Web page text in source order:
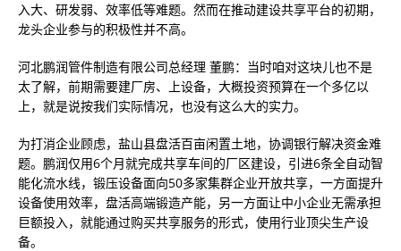
入大、研发弱、效率低等难题。然而在推动建设共享平台的初期，
龙头企业参与的积极性并不高。
河北鹏润管件制造有限公司总经理 董鹏：当时咱对这块儿也不是
太了解，前期需要建厂房、上设备，大概投资预算在一个多亿以
上，就是说按我们实际情况，也没有这么大的实力。
为打消企业顾虑，盐山县盘活百亩闲置土地，协调银行解决资金难
题。鹏润仅用6个月就完成共享车间的厂区建设，引进6条全自动智
能化流水线，锻压设备面向50多家集群企业开放共享，一方面提升
设备使用效率，盘活高端锻造产能，另一方面让中小企业无需承担
巨额投入，就能通过购买共享服务的形式，使用行业顶尖生产设
备。